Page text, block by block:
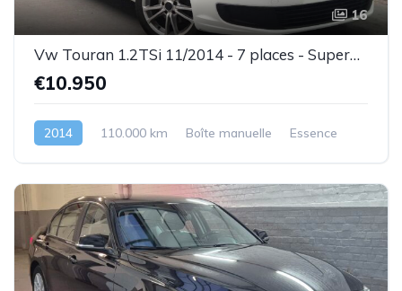
16
Vw Touran 1.2TSi 11/2014 - 7 places - Superbe état - Garantie
€10.950
2014 110.000 km Boîte manuelle Essence